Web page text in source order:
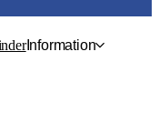
Information